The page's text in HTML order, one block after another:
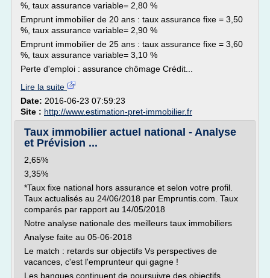
%, taux assurance variable= 2,80 %
Emprunt immobilier de 20 ans : taux assurance fixe = 3,50
%, taux assurance variable= 2,90 %
Emprunt immobilier de 25 ans : taux assurance fixe = 3,60
%, taux assurance variable= 3,10 %
Perte d'emploi : assurance chômage Crédit...
Lire la suite
Date: 2016-06-23 07:59:23
Site : http://www.estimation-pret-immobilier.fr
Taux immobilier actuel national - Analyse
et Prévision ...
2,65%
3,35%
*Taux fixe national hors assurance et selon votre profil.
Taux actualisés au 24/06/2018 par Empruntis.com. Taux
comparés par rapport au 14/05/2018
Notre analyse nationale des meilleurs taux immobiliers
Analyse faite au 05-06-2018
Le match : retards sur objectifs Vs perspectives de
vacances, c'est l'emprunteur qui gagne !
Les banques continuent de poursuivre des objectifs